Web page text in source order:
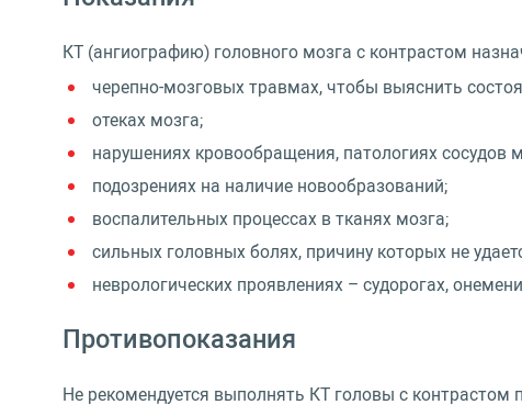
КТ (ангиографию) головного мозга с контрастом
черепно-мозговых травмах, чтобы выяснить
отеках мозга;
нарушениях кровообращения, патологиях сосудов
подозрениях на наличие новообразований;
воспалительных процессах в тканях мозга;
сильных головных болях, причину которых не
неврологических проявлениях – судорогах,
Противопоказания
Не рекомендуется выполнять КТ головы с контрастом